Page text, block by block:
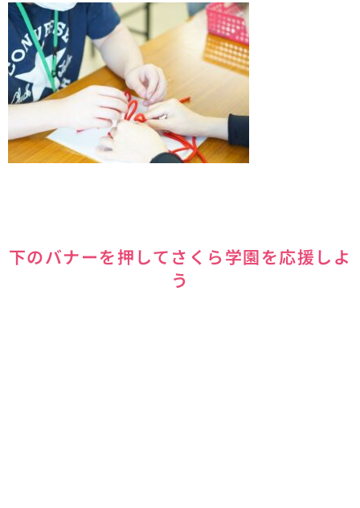
下のバナーを押してさくら学園を応援しよ
う